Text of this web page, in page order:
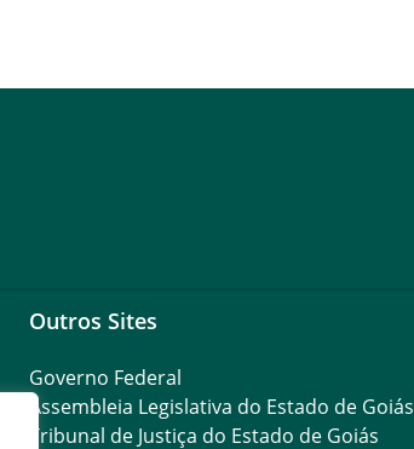
Outros Sites
Governo Federal
Assembleia Legislativa do Estado de Goiás
Tribunal de Justiça do Estado de Goiás